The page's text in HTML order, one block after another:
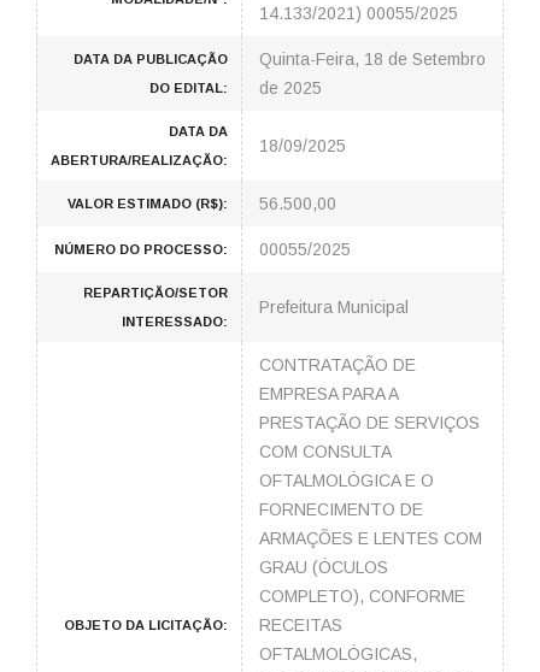
14.133/2021) 00055/2025
DATA DA PUBLICAÇÃO
DO EDITAL:
Quinta-Feira, 18 de Setembro
de 2025
DATA DA
ABERTURA/REALIZAÇÃO:
18/09/2025
VALOR ESTIMADO (R$): 56.500,00
NÚMERO DO PROCESSO: 00055/2025
REPARTIÇÃO/SETOR
INTERESSADO:
Prefeitura Municipal
OBJETO DA LICITAÇÃO:
CONTRATAÇÃO DE
EMPRESA PARA A
PRESTAÇÃO DE SERVIÇOS
COM CONSULTA
OFTALMOLÓGICA E O
FORNECIMENTO DE
ARMAÇÕES E LENTES COM
GRAU (ÓCULOS
COMPLETO), CONFORME
RECEITAS
OFTALMOLÓGICAS,